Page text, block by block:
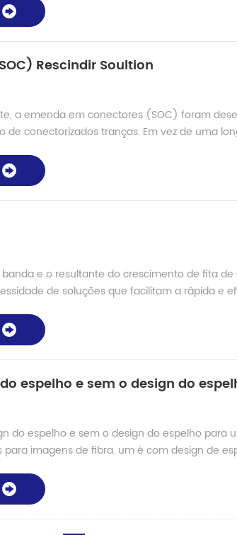
Rescindir Soultion
a emenda em conectores (SOC) foram
conectorizados tranças. Em vez de uma
e o resultante do crescimento de fita
de soluções que facilitam a rápida e
espelho e sem o design do
do espelho e sem o design do espelho para
imagens de fibra. um é com design de